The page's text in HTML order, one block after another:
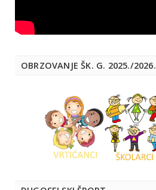
OBRZOVANJE ŠK. G. 2025./2026.